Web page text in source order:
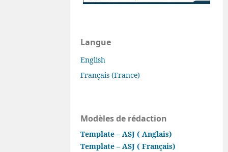
Langue
English
Français (France)
Modèles de rédaction
Template – ASJ ( Anglais)
Template – ASJ ( Français)